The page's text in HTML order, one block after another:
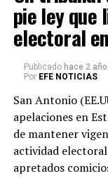
pie ley
electoral
Publicado hace 2
Por EFE NOTICIAS
San Antonio
apelaciones en
de mantener
actividad electoral
apretados